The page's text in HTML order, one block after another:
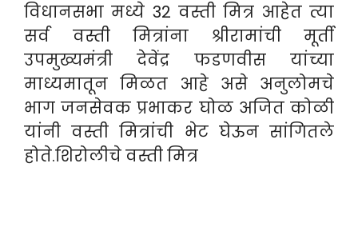
विधानसभा मध्ये 32 वस्ती मित्र आहेत त्या
सर्व वस्ती मित्रांना श्रीरामांची मूर्ती
उपमुख्यमंत्री देवेंद्र फडणवीस यांच्या
माध्यमातून मिळत आहे असे अनुलोमचे
भाग जनसेवक प्रभाकर घोळ अजित कोळी
यांनी वस्ती मित्रांची भेट घेऊन सांगितले
होते.शिरोलीचे वस्ती मित्र